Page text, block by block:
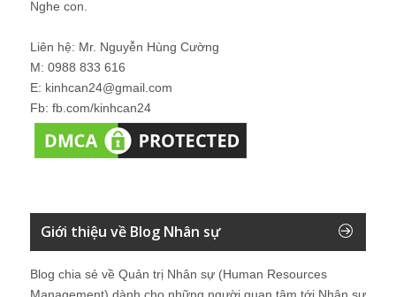
Nghe con.
Liên hệ: Mr. Nguyễn Hùng Cường
M: 0988 833 616
E: kinhcan24@gmail.com
Fb: fb.com/kinhcan24
Giới thiệu về Blog Nhân sự
Blog chia sẻ về Quản trị Nhân sự (Human Resources